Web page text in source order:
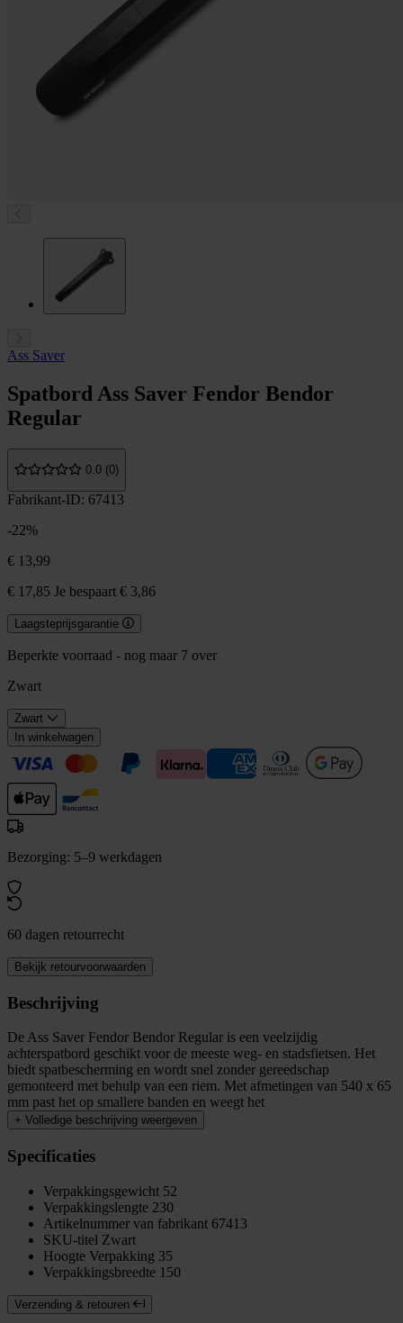
Ass Saver
Spatbord Ass Saver Fendor Bendor
Regular
0.0 (0)
Fabrikant-ID: 67413
-22%
€ 13,99
€ 17,85 Je bespaart € 3,86
Laagsteprijsgarantie
Beperkte voorraad - nog maar 7 over
Zwart
Zwart
In winkelwagen
Bezorging: 5–9 werkdagen
60 dagen retourrecht
Bekijk retourvoorwaarden
Beschrijving
De Ass Saver Fendor Bendor Regular is een veelzijdig
achterspatbord geschikt voor de meeste weg- en stadsfietsen. Het
biedt spatbescherming en wordt snel zonder gereedschap
gemonteerd met behulp van een riem. Met afmetingen van 540 x 65
mm past het op smallere banden en weegt het
+ Volledige beschrijving weergeven
Specificaties
Verpakkingsgewicht 52
Verpakkingslengte 230
Artikelnummer van fabrikant 67413
SKU-titel Zwart
Hoogte Verpakking 35
Verpakkingsbreedte 150
Verzending & retouren